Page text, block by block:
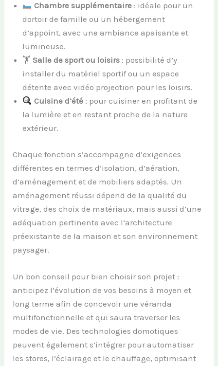
Chambre supplémentaire: idéale pour un
dortoir de famille ou un hébergement
d’appoint, avec une ambiance apaisante et
lumineuse.
🏋️Salle de sport ou loisirs : possibilité d’y
installer du matériel sportif ou un espace
détente avec vidéo projection pour les loisirs.
Cuisine d’été: pour cuisiner en profitant de
la lumière et en restant proche de la nature
extérieur.
Chaque fonction s’accompagne d’exigences
différentes en termes d’isolation, d’aération,
d’aménagement et de mobiliers adaptés. Un
aménagement réussi dépend de la qualité du
vitrage, des choix de matériaux, mais aussi d’une
adéquation pertinente avec l’architecture
préexistante de la maison et son environnement
paysager.
Un bon conseil pour bien choisir son projet :
anticipez l’évolution de vos besoins à moyen et
long terme afin de concevoir une véranda
multifonctionnelle et qui saura traverser les
modes de vie. Des technologies domotiques
peuvent également s’intégrer pour automatiser
les stores, l’éclairage et le chauffage, optimisant